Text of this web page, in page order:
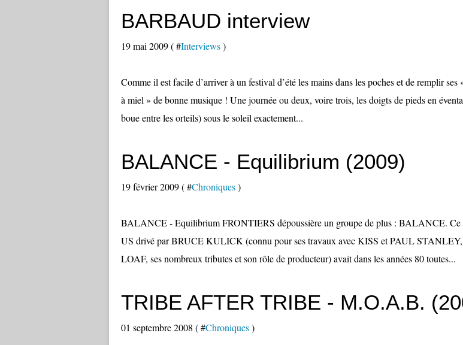
BARBAUD interview
19 mai 2009 ( #Interviews)
Comme il est facile d’arriver à un festival d’été les mains dans les poches et de remplir ses
à miel » de bonne musique ! Une journée ou deux, voire trois, les doigts de pieds en
boue entre les orteils) sous le soleil exactement...
BALANCE - Equilibrium (2009)
19 février 2009 ( #Chroniques)
BALANCE - Equilibrium FRONTIERS dépoussière un groupe de plus : BALANCE. Ce
US drivé par BRUCE KULICK (connu pour ses travaux avec KISS et PAUL
LOAF, ses nombreux tributes et son rôle de producteur) avait dans les années 80 toutes...
TRIBE AFTER TRIBE - M.O.A.B.
01 septembre 2008 ( #Chroniques)